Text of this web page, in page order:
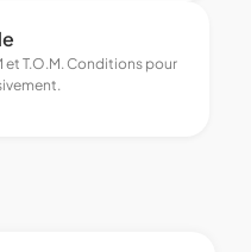
et T.O.M. Conditions pour